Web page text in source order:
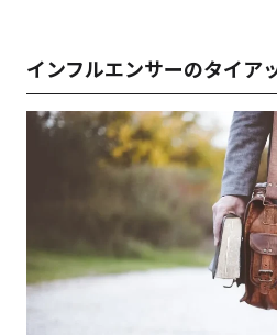
インフルエンサーのタイア